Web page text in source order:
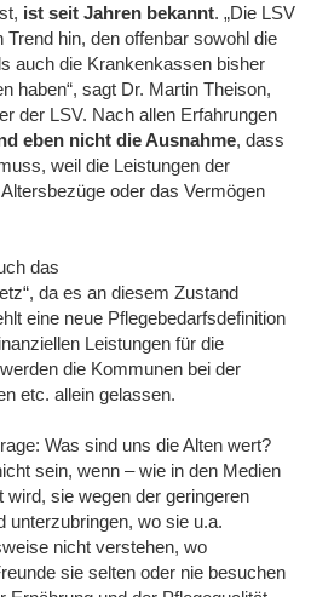
ist seit Jahren bekannt. „Die LSV
hin, den offenbar sowohl die
auch die Krankenkassen bisher
haben“, sagt Dr. Martin Theison,
der LSV. Nach allen Erfahrungen
eben nicht die Ausnahme, dass
weil die Leistungen der
oder das Vermögen
das
da es an diesem Zustand
eine neue Pflegebedarfsdefinition
Leistungen für die
die Kommunen bei der
etc. allein gelassen.
Was sind uns die Alten wert?
sein, wenn – wie in den Medien
wird, sie wegen der geringeren
unterzubringen, wo sie u.a.
nicht verstehen, wo
sie selten oder nie besuchen